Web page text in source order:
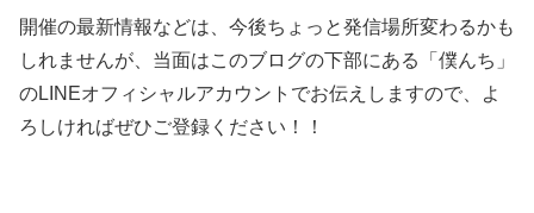
開催の最新情報などは、今後ちょっと発信場所変わるかも
しれませんが、当面はこのブログの下部にある「僕んち」
のLINEオフィシャルアカウントでお伝えしますので、よ
ろしければぜひご登録ください！！